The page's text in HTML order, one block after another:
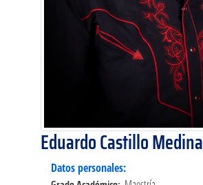
Eduardo Castillo Medina
Datos personales: